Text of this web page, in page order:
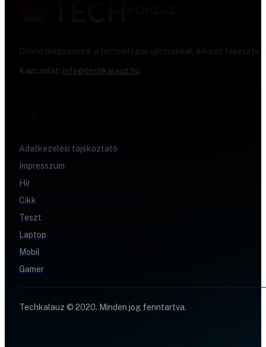
Online magazinunk a technológiai újításokkal, érkező
Kapcsolat: info@techkalauz.hu
Adatkezelési tájékoztató
Impresszum
Hír
Cikk
Teszt
Laptop
Mobil
Gamer
Techkalauz © 2020. Minden jog fenntartva.